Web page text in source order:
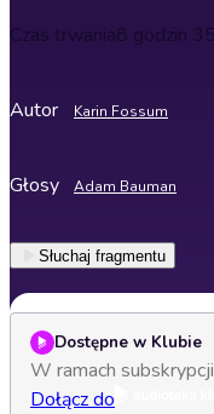
Czas trwania8 godzin
Autor Karin Fossum
Głosy Adam Bauman
Słuchaj fragmentu
Dostępne w Klubie
W ramach
Dołącz do